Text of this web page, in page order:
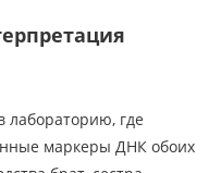
лабораторию, где
маркеры ДНК обоих